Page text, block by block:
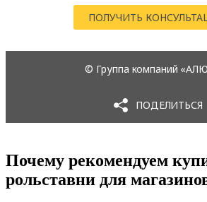
Почему рекомендуем
рольставни для